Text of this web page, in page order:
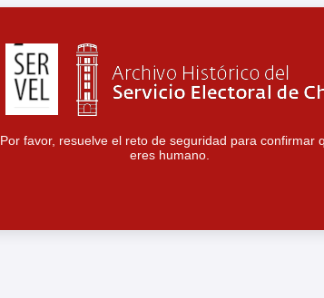
Por favor, resuelve el reto de seguridad para confirmar
eres humano.